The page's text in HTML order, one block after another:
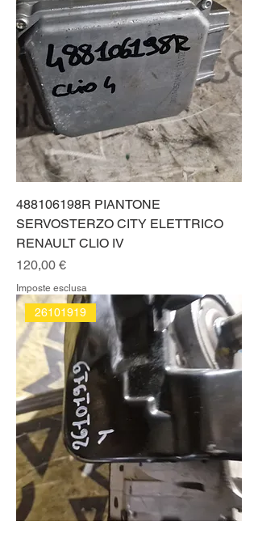
488106198R PIANTONE
SERVOSTERZO CITY ELETTRICO
RENAULT CLIO IV
Prezzo
120,00 €
Imposte esclusa
26101919